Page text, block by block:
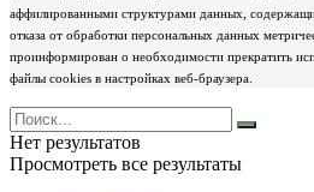
аффилированными структурами данных,
отказа от обработки персональных данных
проинформирован о необходимости прекратить
файлы cookies в настройках веб-браузера.
Нет результатов
Просмотреть все результаты